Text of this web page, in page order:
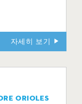
자세히 보기
ORIOLES